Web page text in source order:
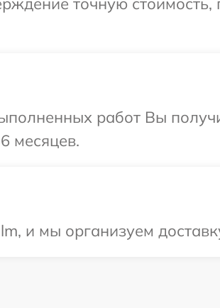
работ Вы
месяцев.
и мы организуем